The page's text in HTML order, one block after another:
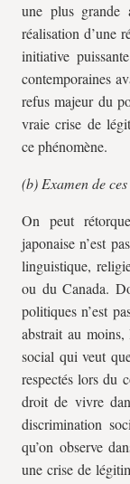
une plus grande
réalisation d’une
initiative
contemporaines
refus majeur du
vraie crise de
ce phénomène.
(b) Examen de
On peut
japonaise n’est
linguistique,
ou du Canada.
politiques n’est
abstrait au moins,
social qui veut
respectés lors du
droit de vivre
discrimination
qu’on observe
une crise de